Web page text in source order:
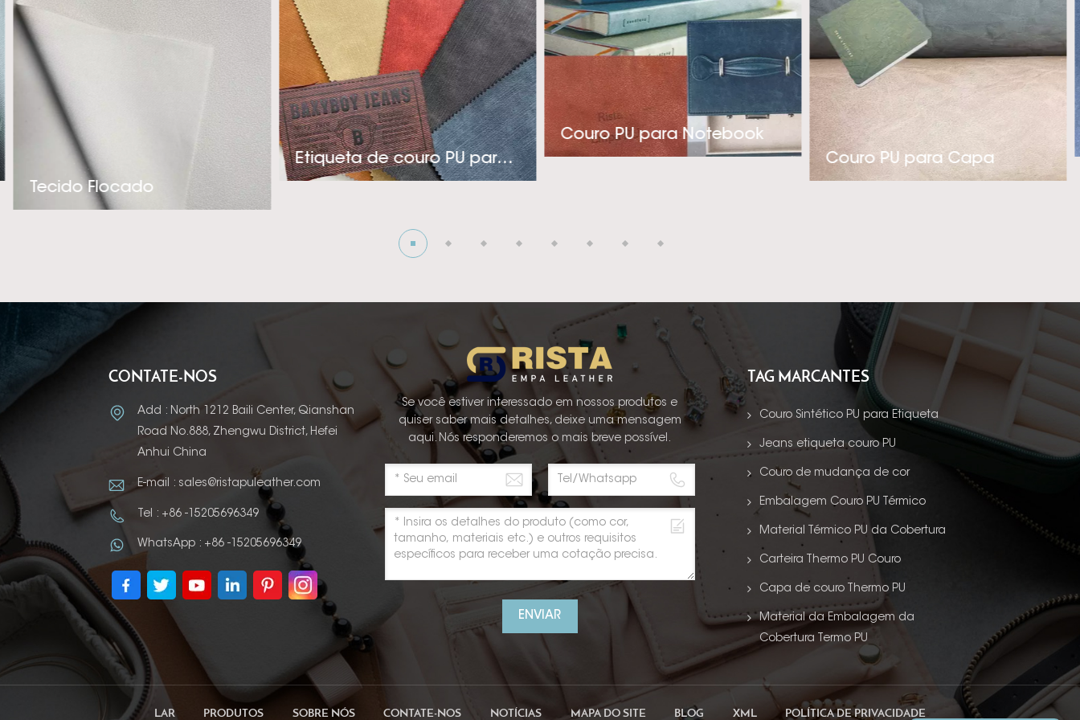
e adequado para a indústria de rótulos, embalagens e coberturas de luxo. Com nossa
experiência técnica e pensamento inovador, a Rista adota uma abordagem pró-ativa na
criação de produtos econômicos e de aplicação específica para atender nossos clientes’
precisa. Se você estiver procurando por um fornecedor de couro sintético PU térmico polidor
de alta qualidade para sua indústria de roupas, capas ou embalagens sofisticadas, por favor,
entre em contato conosco! A visão da empresa é tentando para se tornar o mais profissional
e melhor fornecedor de couro sintético PU térmico! Ansiosos para criar uma cooperação
profunda com você!
Tecido Flocado
Etiqueta de couro PU para jeans
Couro PU para Notebook
Couro PU para Capa
CONTATE-NOS
Add : North 1212 Baili Center, Qianshan
Road No.888, Zhengwu District, Hefei
Anhui China
E-mail : sales@ristapuleather.com
Tel : +86 -15205696349
WhatsApp : +86 -15205696349
Se você estiver interessado em nossos produtos e
quiser saber mais detalhes, deixe uma mensagem
aqui. Nós responderemos o mais breve possível.
ENVIAR
TAG MARCANTES
Couro Sintético PU para Etiqueta
Jeans etiqueta couro PU
Couro de mudança de cor
Embalagem Couro PU Térmico
Material Térmico PU da Cobertura
Carteira Thermo PU Couro
Capa de couro Thermo PU
Material da Embalagem da
Cobertura Termo PU
LAR PRODUTOS SOBRE NÓS CONTATE-NOS NOTÍCIAS MAPA DO SITE BLOG XML POLÍTICA DE PRIVACIDADE